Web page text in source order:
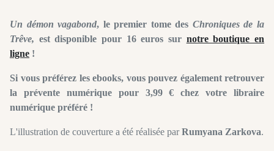
Un démon vagabond, le premier tome des Chroniques de la
Trêve, est disponible pour 16 euros sur notre boutique en
ligne !
Si vous préférez les ebooks, vous pouvez également retrouver
la prévente numérique pour 3,99 € chez votre libraire
numérique préféré !
L'illustration de couverture a été réalisée parRumyana Zarkova.